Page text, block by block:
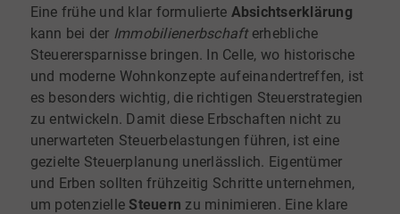
Eine frühe und klar formulierte Absichtserklärung
kann bei der Immobilienerbschafterhebliche
Steuerersparnisse bringen. In Celle, wo historische
und moderne Wohnkonzepte aufeinandertreffen, ist
es besonders wichtig, die richtigen Steuerstrategien
zu entwickeln. Damit diese Erbschaften nicht zu
unerwarteten Steuerbelastungen führen, ist eine
gezielte Steuerplanung unerlässlich. Eigentümer
und Erben sollten frühzeitig Schritte unternehmen,
um potenzielle Steuern zu minimieren. Eine klare